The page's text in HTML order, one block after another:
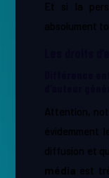
Et si la
absolument
Attention,
évidemment
diffusion et
média est